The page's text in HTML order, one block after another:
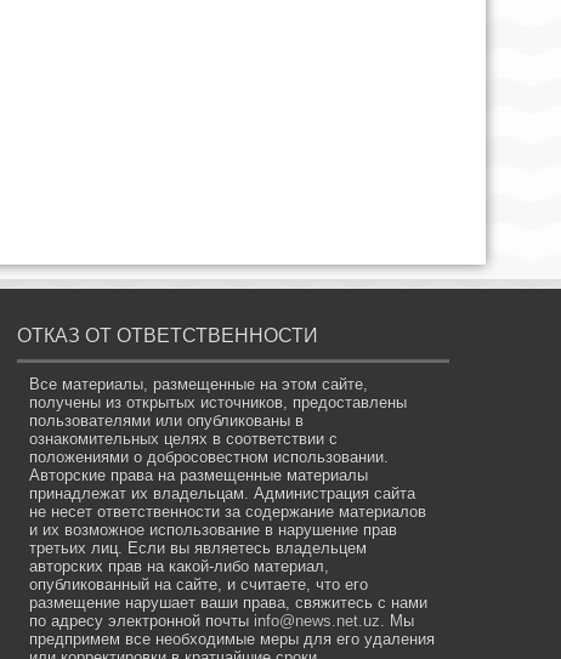
ОТКАЗ ОТ ОТВЕТСТВЕННОСТИ
Все материалы, размещенные на этом сайте,
получены из открытых источников, предоставлены
пользователями или опубликованы в
ознакомительных целях в соответствии с
положениями о добросовестном использовании.
Авторские права на размещенные материалы
принадлежат их владельцам. Администрация сайта
не несет ответственности за содержание материалов
и их возможное использование в нарушение прав
третьих лиц. Если вы являетесь владельцем
авторских прав на какой-либо материал,
опубликованный на сайте, и считаете, что его
размещение нарушает ваши права, свяжитесь с нами
по адресу электронной почты info@news.net.uz. Мы
предпримем все необходимые меры для его удаления